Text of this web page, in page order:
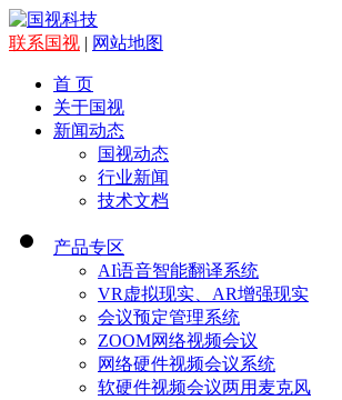
联系国视 | 网站地图
首 页
关于国视
新闻动态
国视动态
行业新闻
技术文档
产品专区
AI语音智能翻译系统
VR虚拟现实、AR增强现实
会议预定管理系统
ZOOM网络视频会议
网络硬件视频会议系统
软硬件视频会议两用麦克风